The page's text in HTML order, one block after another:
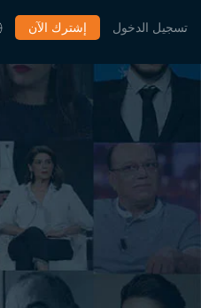
إشترك الآن تسجيل الدخول